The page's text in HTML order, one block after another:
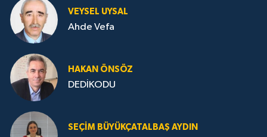
VEYSEL UYSAL
Ahde Vefa
HA­KAN ÖN­SÖZ
DEDİKODU
SEÇIM BÜYÜKÇATALBAŞ AYDIN